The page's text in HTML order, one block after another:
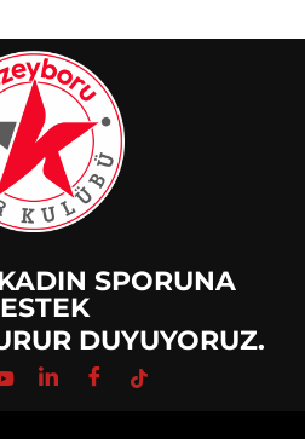
SPORUNA
DUYUYORUZ.